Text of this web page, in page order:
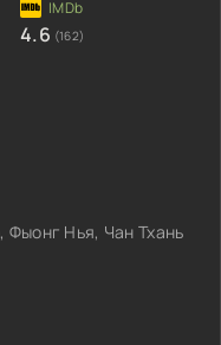
4.6 (162)
Фыонг Нья, Чан Тхань